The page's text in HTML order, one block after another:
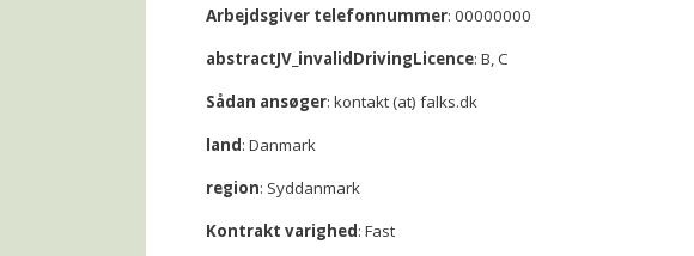
Arbejdsgiver telefonnummer: 00000000
abstractJV_invalidDrivingLicence: B, C
Sådan ansøger: kontakt (at) falks.dk
land: Danmark
region: Syddanmark
Kontrakt varighed: Fast